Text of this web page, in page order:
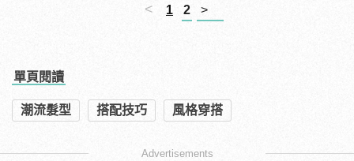
< 1 2 >
單頁閱讀
潮流髮型 搭配技巧 風格穿搭
Advertisements